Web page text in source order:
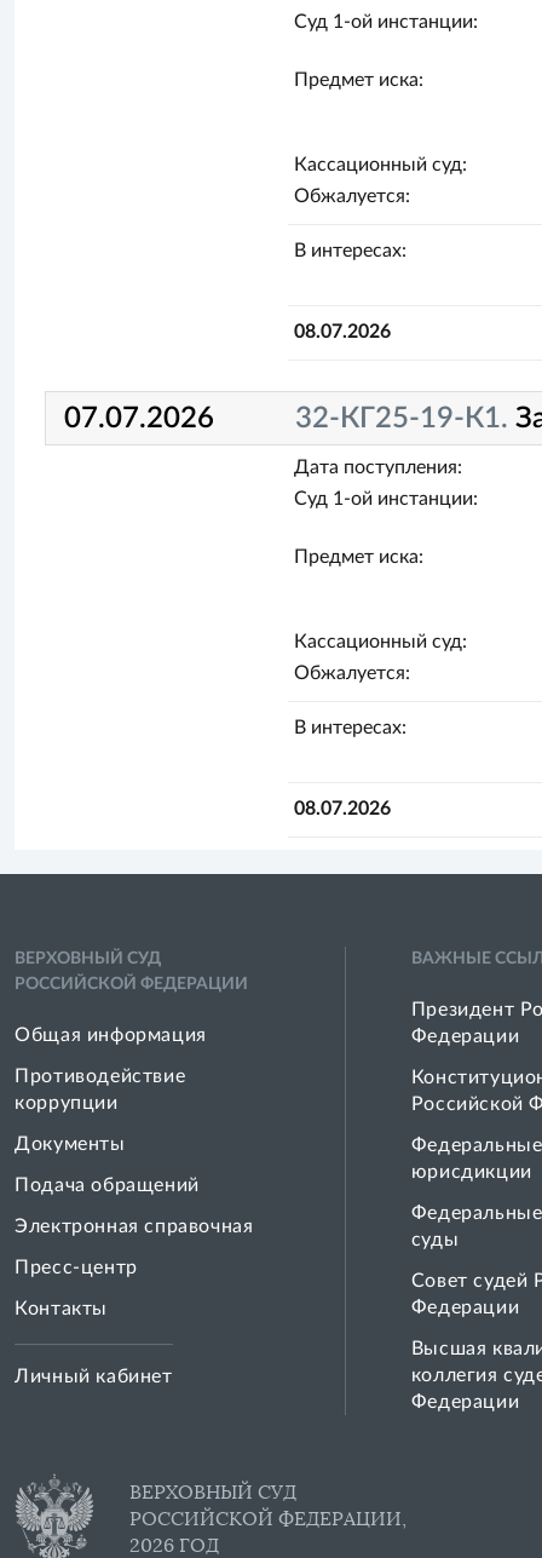
Суд 1-ой инстанции:
Предмет иска:
Кассационный суд:
Обжалуется:
В интересах:
08.07.2026
07.07.2026 32-КГ25-19-К1.
Дата поступления:
Суд 1-ой инстанции:
Предмет иска:
Кассационный суд:
Обжалуется:
В интересах:
08.07.2026
ВЕРХОВНЫЙ СУД
РОССИЙСКОЙ ФЕДЕРАЦИИ
Общая информация
Противодействие
коррупции
Документы
Подача обращений
Электронная справочная
Пресс-центр
Контакты
Личный кабинет
ВАЖНЫЕ
Президент
Федерации
Российской
юрисдикции
суды
Совет cудей
Федерации
Высшая
коллегия
Федерации
ВЕРХОВНЫЙ СУД
РОССИЙСКОЙ ФЕДЕРАЦИИ,
2026 ГОД